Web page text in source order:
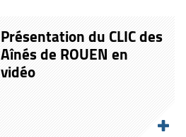
Présentation du CLIC des
Aînés de ROUEN en
vidéo